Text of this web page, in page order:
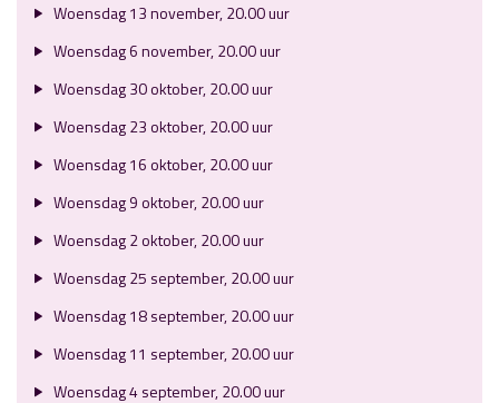
Woensdag 13 november, 20.00 uur
Woensdag 6 november, 20.00 uur
Woensdag 30 oktober, 20.00 uur
Woensdag 23 oktober, 20.00 uur
Woensdag 16 oktober, 20.00 uur
Woensdag 9 oktober, 20.00 uur
Woensdag 2 oktober, 20.00 uur
Woensdag 25 september, 20.00 uur
Woensdag 18 september, 20.00 uur
Woensdag 11 september, 20.00 uur
Woensdag 4 september, 20.00 uur